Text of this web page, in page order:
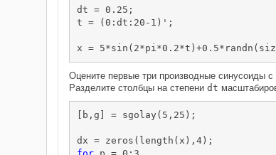
dt = 0.25;
t = (0:dt:20-1)';
x =
Оцените первые три производные синусоиды
Разделите столбцы на степени dt
[b,g] = sgolay(5,25);